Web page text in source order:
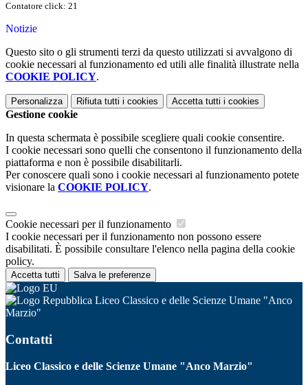
Contatore click: 21
Notizie
Questo sito o gli strumenti terzi da questo utilizzati si avvalgono di
cookie necessari al funzionamento ed utili alle finalità illustrate nella
COOKIE POLICY.
Personalizza Rifiuta tutti i cookies Accetta tutti i cookies
Gestione cookie
In questa schermata è possibile scegliere quali cookie consentire.
I cookie necessari sono quelli che consentono il funzionamento della
piattaforma e non è possibile disabilitarli.
Per conoscere quali sono i cookie necessari al funzionamento potete
visionare la COOKIE POLICY.
Cookie necessari per il funzionamento
I cookie necessari per il funzionamento non possono essere
disabilitati. È possibile consultare l'elenco nella pagina della cookie
policy.
Accetta tutti Salva le preferenze
Liceo Classico e delle Scienze Umane "Anco
Marzio"
Contatti
Liceo Classico e delle Scienze Umane "Anco Marzio"